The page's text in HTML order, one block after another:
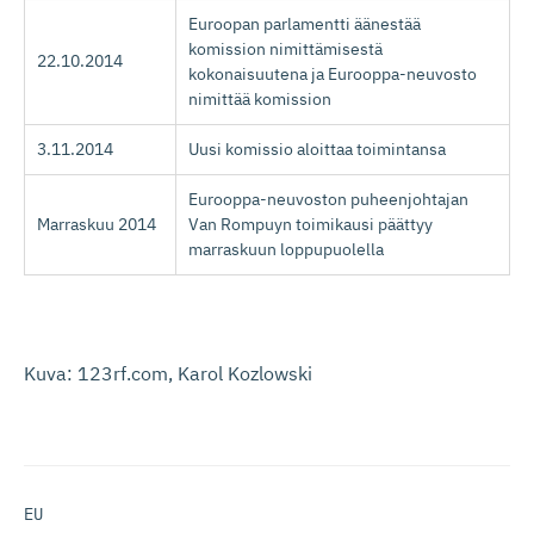
22.10.2014
Euroopan parlamentti äänestää
komission nimittämisestä
kokonaisuutena ja Eurooppa-neuvosto
nimittää komission
3.11.2014 Uusi komissio aloittaa toimintansa
Marraskuu 2014
Eurooppa-neuvoston puheenjohtajan
Van Rompuyn toimikausi päättyy
marraskuun loppupuolella
Kuva: 123rf.com, Karol Kozlowski
EU